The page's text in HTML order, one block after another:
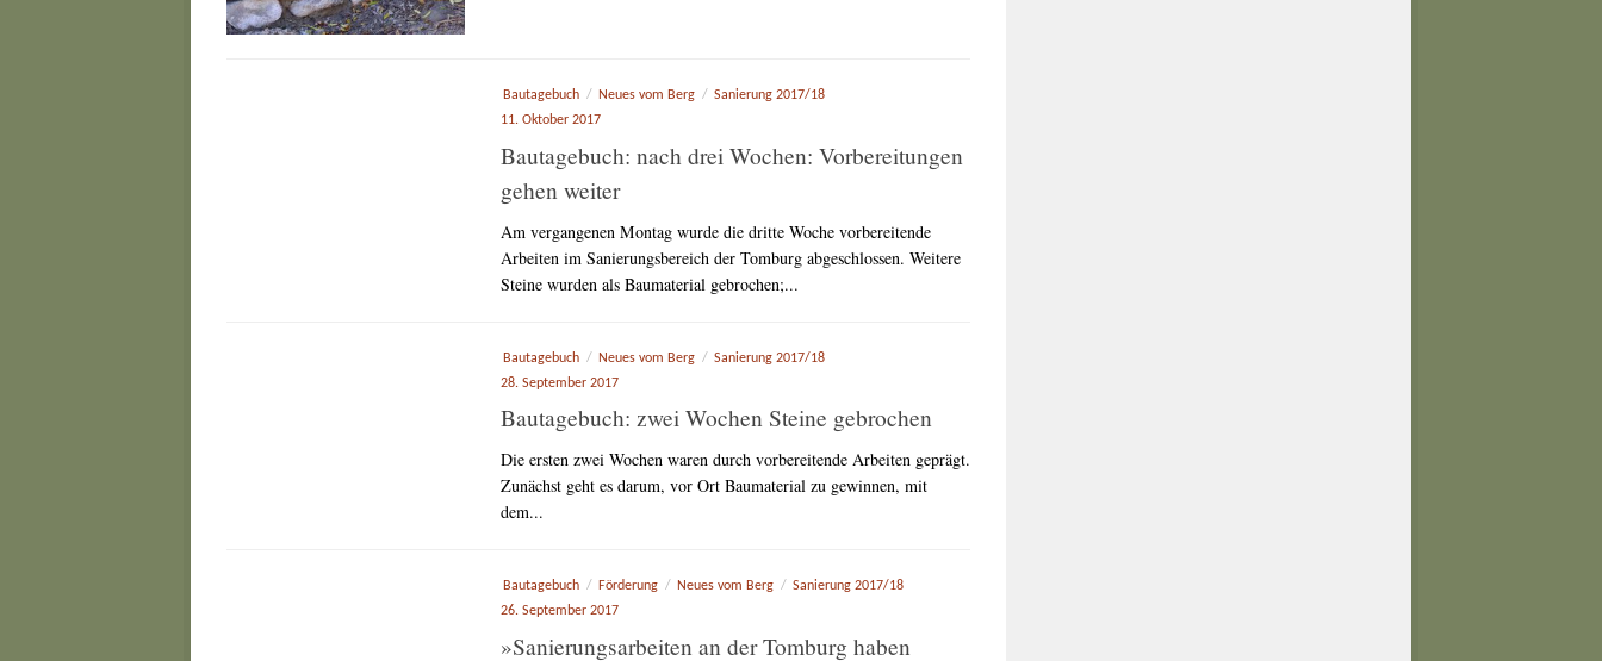
Bautagebuch / Neues vom Berg / Sanierung 2017/18
11. Oktober 2017
Bautagebuch: nach drei Wochen: Vorbereitungen
gehen weiter
Am vergangenen Montag wurde die dritte Woche vorbereitende
Arbeiten im Sanierungsbereich der Tomburg abgeschlossen. Weitere
Steine wurden als Baumaterial gebrochen;...
Bautagebuch / Neues vom Berg / Sanierung 2017/18
28. September 2017
Bautagebuch: zwei Wochen Steine gebrochen
Die ersten zwei Wochen waren durch vorbereitende Arbeiten geprägt.
Zunächst geht es darum, vor Ort Baumaterial zu gewinnen, mit
dem...
Bautagebuch / Förderung / Neues vom Berg / Sanierung 2017/18
26. September 2017
»Sanierungsarbeiten an der Tomburg haben